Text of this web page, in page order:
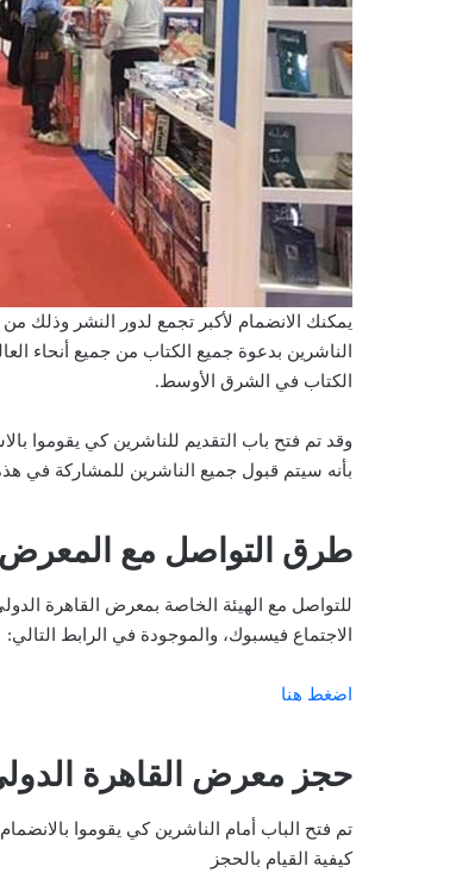
يمكنك الانضمام لأكبر تجمع لدور النشر وذلك
الناشرين بدعوة جميع الكتاب من جميع أنحاء
الكتاب في الشرق الأوسط.
وقد تم فتح باب التقديم للناشرين كي يقوموا
بأنه سيتم قبول جميع الناشرين للمشاركة في
طرق التواصل مع المعرض
للتواصل مع الهيئة الخاصة بمعرض القاهرة
الاجتماع فيسبوك، والموجودة في الرابط التالي:
اضغط هنا
حجز معرض القاهرة الدولي
تم فتح الباب أمام الناشرين كي يقوموا
كيفية القيام بالحجز